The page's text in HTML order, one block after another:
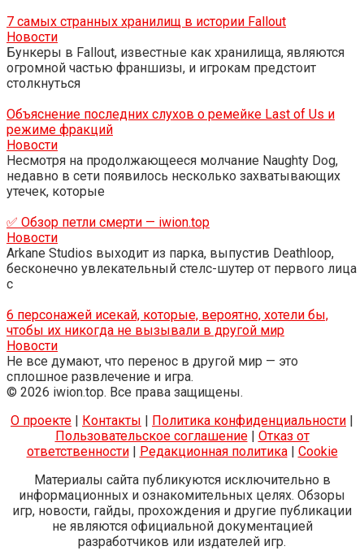
7 самых странных хранилищ в истории Fallout
Новости
Бункеры в Fallout, известные как хранилища, являются
огромной частью франшизы, и игрокам предстоит
столкнуться
Объяснение последних слухов о ремейке Last of Us и
режиме фракций
Новости
Несмотря на продолжающееся молчание Naughty Dog,
недавно в сети появилось несколько захватывающих
утечек, которые
✅ Обзор петли смерти — iwion.top
Новости
Arkane Studios выходит из парка, выпустив Deathloop,
бесконечно увлекательный стелс-шутер от первого лица
с
6 персонажей исекай, которые, вероятно, хотели бы,
чтобы их никогда не вызывали в другой мир
Новости
Не все думают, что перенос в другой мир — это
сплошное развлечение и игра.
© 2026 iwion.top. Все права защищены.
О проекте | Контакты | Политика конфиденциальности |
Пользовательское соглашение| Отказ от
ответственности| Редакционная политика| Cookie
Материалы сайта публикуются исключительно в
информационных и ознакомительных целях. Обзоры
игр, новости, гайды, прохождения и другие публикации
не являются официальной документацией
разработчиков или издателей игр.